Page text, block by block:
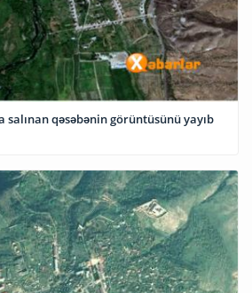
salınan qəsəbənin görüntüsünü yayıb